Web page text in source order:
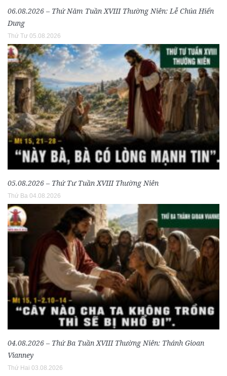
06.08.2026 – Thứ Năm Tuần XVIII Thường Niên: Lễ Chúa Hiển
Dung
Thứ Tư 05.08.2026
05.08.2026 – Thứ Tư Tuần XVIII Thường Niên
Thứ Ba 04.08.2026
04.08.2026 – Thứ Ba Tuần XVIII Thường Niên: Thánh Gioan
Vianney
Thứ Hai 03.08.2026